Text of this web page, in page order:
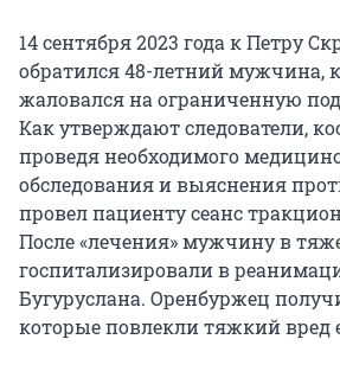
14 сентября 2023 года к Петру
обратился 48-летний мужчина,
жаловался на ограниченную
Как утверждают следователи,
проведя необходимого
обследования и выяснения
провел пациенту сеанс
После «лечения» мужчину в
госпитализировали в
Бугуруслана. Оренбуржец
которые повлекли тяжкий вред